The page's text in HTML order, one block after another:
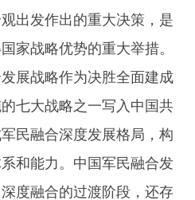
出发作出的重大决策，是
家战略优势的重大举措。
展战略作为决胜全面建成
七大战略之一写入中国共
民融合深度发展格局，构
和能力。中国军民融合发
度融合的过渡阶段，还存